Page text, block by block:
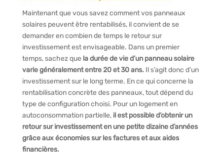
Maintenant que vous savez comment vos panneaux
solaires peuvent être rentabilisés, il convient de se
demander en combien de temps le retour sur
investissement est envisageable. Dans un premier
temps, sachez que la durée de vie d’un panneau solaire
varie généralement entre 20 et 30 ans. Il s’agit donc d’un
investissement sur le long terme. En ce qui concerne la
rentabilisation concrète des panneaux, tout dépend du
type de configuration choisi. Pour un logement en
autoconsommation partielle,il est possible d’obtenir un
retour sur investissement en une petite dizaine d’années
grâce aux économies sur les factures et aux aides
financières.